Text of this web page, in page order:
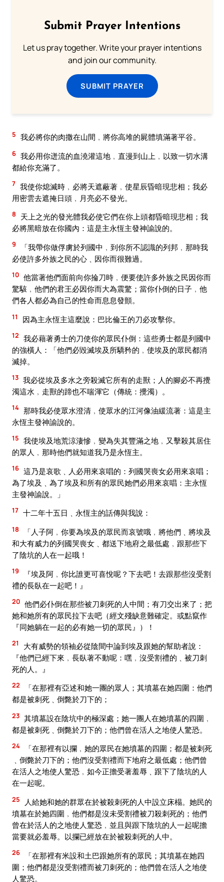
Submit Prayer Intentions
Let us pray together. Write your prayer intentions
and join our community.
SUBMIT PRAYER
5 我必將你的肉撒在山間﹐將你高堆的屍體填滿著平谷。
6 我必用你迸流的血澆灌這地﹐直漫到山上﹐以致一切水溝
都給你充滿了。
7 我使你熄滅時﹐必將天遮蔽著﹐使星辰昏暗現悲相；我必
用密雲去遮掩日頭﹐月亮必不發光。
8
天上之光的發光體我必使它們在你上頭都昏暗現悲相；我
必將黑暗放在你國內：這是主永恆主發神諭說的。
9
「我帶你做俘虜於列國中﹐到你所不認識的列邦﹐那時我
必使許多外族之民的心﹑因你而很難過。
10 他當著他們面前向你掄刀時﹐便要使許多外族之民因你而
驚駭﹐他們的君王必因你而大為震驚；當你仆倒的日子﹐他
們各人都必為自己的性命而息息發顫。
11 因為主永恆主這麼說：巴比倫王的刀必攻擊你。
12 我必藉著勇士的刀使你的眾民仆倒：這些勇士都是列國中
的強橫人：「他們必毀滅埃及所驕矜的﹐使埃及的眾民都消
滅掉。
13 我必從埃及多水之旁殺滅它所有的走獸；人的腳必不再攪
濁這水﹐走獸的蹄也不喘渾它（傳統：攪濁）。
14 那時我必使眾水澄清﹐使眾水的江河像油緩流著：這是主
永恆主發神諭說的。
15 我使埃及地荒涼淒慘﹐變為失其豐滿之地﹐又擊殺其居住
的眾人﹐那時他們就知道我乃是永恆主。
16 這乃是哀歌﹑人必用來哀唱的：列國哭喪女必用來哀唱；
為了埃及﹑為了埃及和所有的眾民她們必用來哀唱：主永恆
主發神諭說。」
17 十二年十五日﹑永恆主的話傳與我說：
18
「人子阿﹐你要為埃及的眾民而哀號哦﹐將他們﹑將埃及
和大有威力的列國哭喪女﹑都送下地府之最低處﹐跟那些下
了陰坑的人在一起哦！
19
『埃及阿﹐你比誰更可喜悅呢？下去吧！去跟那些沒受割
禮的長臥在一起吧！』
20 他們必仆倒在那些被刀刺死的人中間；有刀交出來了；把
她和她所有的眾民拉下去吧（經文殘缺意難確定。或點竄作
『同她躺在一起的必有她一切的眾民』）！
21
大有威勢的領袖必從陰間中論到埃及跟她的幫助者說：
『他們已經下來﹐長臥著不動呢：嘿﹐沒受割禮的﹑被刀刺
死的人。』
22
「在那裡有亞述和她一團的眾人；其墳墓在她四圍：他們
都是被刺死﹑倒斃於刀下的；
23 其墳墓設在陰坑中的極深處；她一團人在她墳墓的四圍﹐
都是被刺死﹑倒斃於刀下的；他們曾在活人之地使人驚恐。
24
「在那裡有以攔﹐她的眾民在她墳墓的四圍；都是被刺死
﹑倒斃於刀下的；他們沒受割禮而下地府之最低處；他們曾
在活人之地使人驚恐﹐如今正擔受著羞辱﹑跟下了陰坑的人
在一起呢。
25
人給她和她的群眾在於被殺刺死的人中設立床榻。她民的
墳墓在於她四圍﹐他們都是沒未受割禮被刀殺刺死的；他們
曾在於活人的之地使人驚恐﹐並且與跟下陰坑的人一起呢擔
當要就必羞辱。以攔已經放在於被殺刺死的人中。
26
「在那裡有米設和土巴跟她所有的眾民；其墳墓在她四
圍；他們都是沒受割禮而被刀刺死的；他們曾在活人之地使
人驚恐。